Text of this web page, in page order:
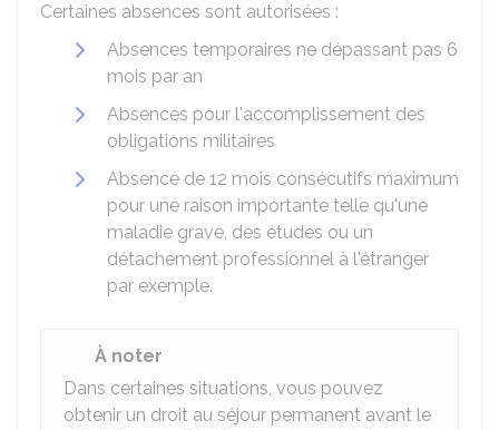
Certaines absences sont autorisées :
Absences temporaires ne dépassant pas 6
mois par an
Absences pour l'accomplissement des
obligations militaires
Absence de 12 mois consécutifs maximum
pour une raison importante telle qu'une
maladie grave, des études ou un
détachement professionnel à l'étranger
par exemple.
À noter
Dans certaines situations, vous pouvez
obtenir un droit au séjour permanent avant le